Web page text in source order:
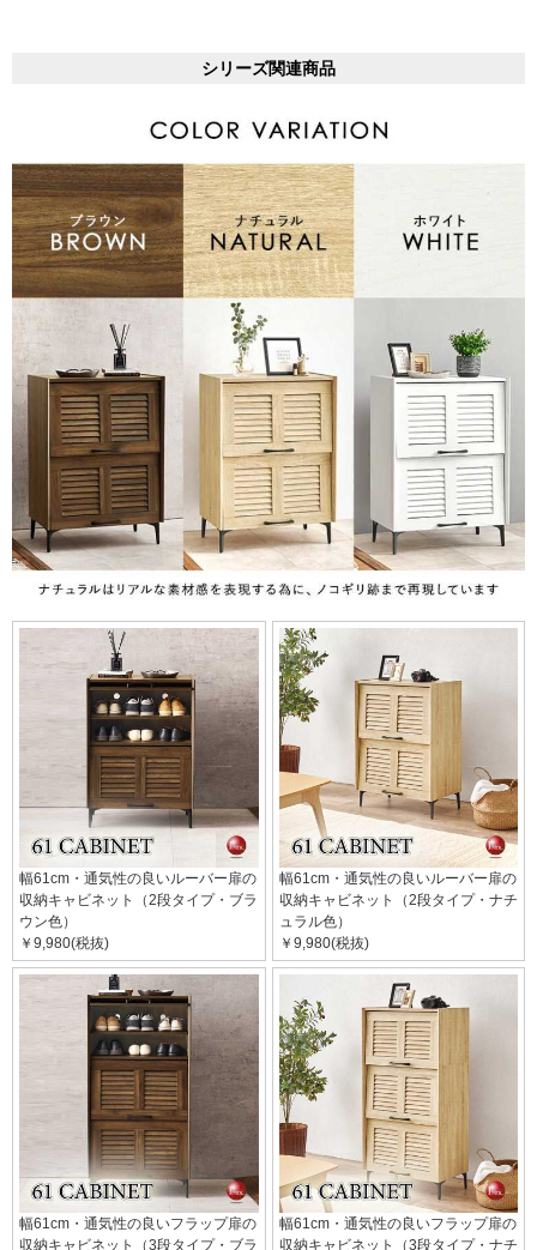
シリーズ関連商品
幅61cm・通気性の良いルーバー扉の
収納キャビネット（2段タイプ・ブラ
ウン色）
￥9,980(税抜)
幅61cm・通気性の良いルーバー扉の
収納キャビネット（2段タイプ・ナチ
ュラル色）
￥9,980(税抜)
幅61cm・通気性の良いフラップ扉の
収納キャビネット（3段タイプ・ブラ
幅61cm・通気性の良いフラップ扉の
収納キャビネット（3段タイプ・ナチ